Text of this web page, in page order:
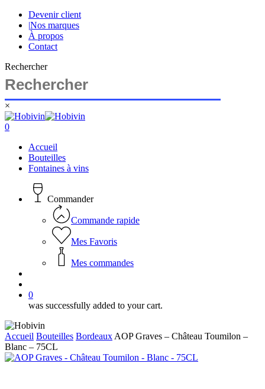
Skip
main
content
Devenir client
|Nos marques
À propos
Contact
Rechercher
×
Close
Search
search
account
0
Accueil
Bouteilles
Fontaines à vins
Commander
Commande rapide
Mes Favoris
Mes commandes
0
was successfully added to your cart.
Accueil Bouteilles Bordeaux AOP Graves – Château Toumilon –
Blanc – 75CL